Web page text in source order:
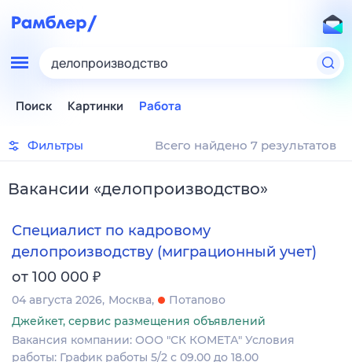
делопроизводство
Поиск Картинки Работа
Фильтры Всего найдено 7 результатов
Вакансии «делопроизводство»
Специалист по кадровому
делопроизводству (миграционный учет)
от 100 000 ₽
04 августа 2026 Москва
Потапово
Джейкет, сервис размещения объявлений
Вакансия компании: ООО "СК КОМЕТА" Условия
работы: График работы 5/2 с 09.00 до 18.00